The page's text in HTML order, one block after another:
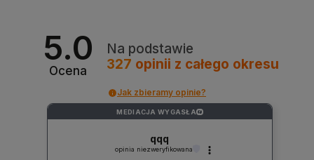
5.0
Ocena
Na podstawie
327 opinii z całego okresu
Jak zbieramy opinie?
MEDIACJA WYGASŁA ?
qqq
opinia niezweryfikowana